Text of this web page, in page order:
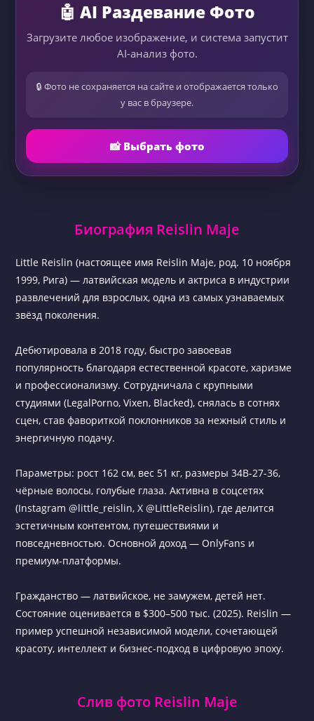
🤖 AI Раздевание Фото
Загрузите любое изображение, и система запустит
AI-анализ фото.
🔒 Фото не сохраняется на сайте и отображается только
у вас в браузере.
📸 Выбрать фото
Биография Reislin Maje
Little Reislin (настоящее имя Reislin Maje, род. 10 ноября
1999, Рига) — латвийская модель и актриса в индустрии
развлечений для взрослых, одна из самых узнаваемых
звёзд поколения.
Дебютировала в 2018 году, быстро завоевав
популярность благодаря естественной красоте, харизме
и профессионализму. Сотрудничала с крупными
студиями (LegalPorno, Vixen, Blacked), снялась в сотнях
сцен, став фавориткой поклонников за нежный стиль и
энергичную подачу.
Параметры: рост 162 см, вес 51 кг, размеры 34B-27-36,
чёрные волосы, голубые глаза. Активна в соцсетях
(Instagram @little_reislin, X @LittleReislin), где делится
эстетичным контентом, путешествиями и
повседневностью. Основной доход — OnlyFans и
премиум-платформы.
Гражданство — латвийское, не замужем, детей нет.
Состояние оценивается в $300–500 тыс. (2025). Reislin —
пример успешной независимой модели, сочетающей
красоту, интеллект и бизнес-подход в цифровую эпоху.
Слив фото Reislin Maje